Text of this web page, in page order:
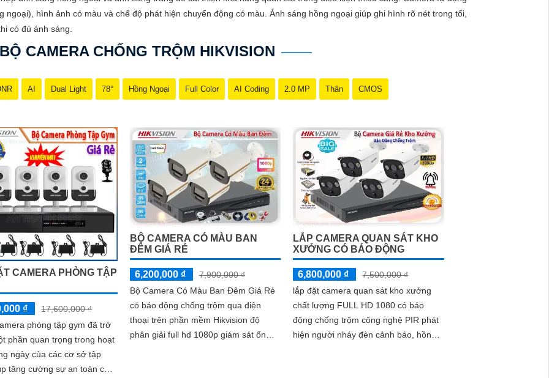
ảnh chất lượng cao, sắc nét và rõ ràng. Bạn sẽ không bỏ lỡ bất kỳ chi tiết nào trong quá trình giám sát. - Giá cả phải
vẫn
của mình.
vệ cho ngôi nhà hoặc doanh nghiệp của bạn, mà còn là lựa chọn thông minh với giá cả phải chăng và hình ảnh chất
với Camera Hikvision!
được khách hàng quan tâm đến sản phẩm Camera Hikvision giá rẻ và chất lượng.
hình ảnh có màu và chế độ phát hiện chuyển động có màu. Ánh sáng hồng ngoại giúp ghi hình rõ nét trong tối,
có đủ ánh sáng.
BỘ CAMERA CHỐNG TRỘM HIKVISION
AI Dual Light 78° Hồng Ngoại Full Color AI Coding 2.0 MP Thân CMOS
CAMERA PHÒNG TẬP
₫
17,600,000 ₫
phòng tập gym đã trở
phần quan trọng trong hoạt
ngày của các cơ sở tập
tăng cường sự an toàn cho
BỘ CAMERA CÓ MÀU BAN
ĐÊM GIÁ RẺ
6,200,000 ₫
7,900,000 ₫
Bộ Camera Có Màu Ban Đêm Giá Rẻ
có báo động chống trộm qua điện
thoại trên phần mềm Hikvision độ
phân giải full hd 1080p giám sát ổn
LẮP CAMERA QUAN SÁT KHO
XƯỞNG CÓ BÁO ĐỘNG
6,800,000 ₫
7,500,000 ₫
lắp đặt camera quan sát kho xưởng
chất lượng FULL HD 1080 có báo
động chống trộm công nghệ PIR phát
hiện người nháy đèn cảnh báo, hồng